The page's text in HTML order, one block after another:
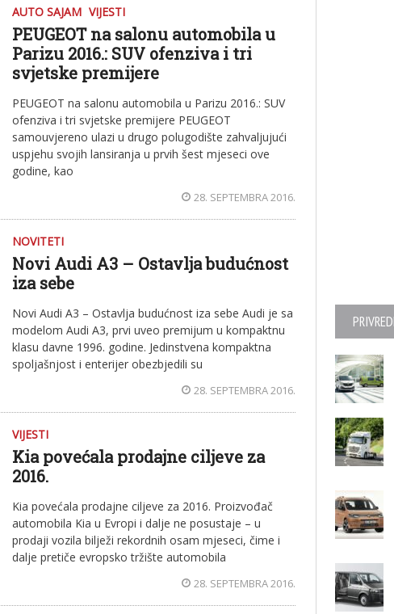
AUTO SAJAM VIJESTI
PEUGEOT na salonu automobila u
Parizu 2016.: SUV ofenziva i tri
svjetske premijere
PEUGEOT na salonu automobila u Parizu 2016.: SUV
ofenziva i tri svjetske premijere PEUGEOT
samouvjereno ulazi u drugo polugodište zahvaljujući
uspjehu svojih lansiranja u prvih šest mjeseci ove
godine, kao
28. SEPTEMBRA 2016.
NOVITETI
Novi Audi A3 – Ostavlja budućnost
iza sebe
Novi Audi A3 – Ostavlja budućnost iza sebe Audi je sa
modelom Audi A3, prvi uveo premijum u kompaktnu
klasu davne 1996. godine. Jedinstvena kompaktna
spoljašnjost i enterijer obezbjedili su
28. SEPTEMBRA 2016.
VIJESTI
Kia povećala prodajne ciljeve za
2016.
Kia povećala prodajne ciljeve za 2016. Proizvođač
automobila Kia u Evropi i dalje ne posustaje – u
prodaji vozila bilježi rekordnih osam mjeseci, čime i
dalje pretiče evropsko tržište automobila
28. SEPTEMBRA 2016.